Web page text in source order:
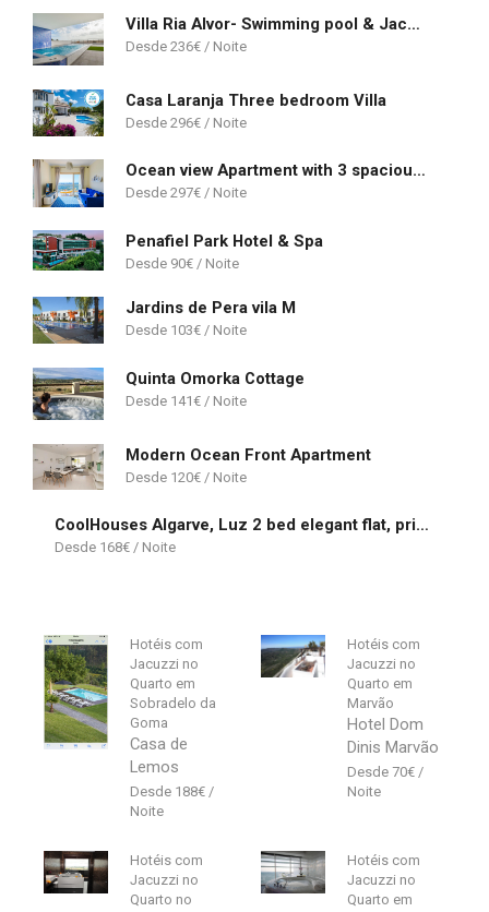
Villa Ria Alvor- Swimming pool & Jacuzzi
236€
Casa Laranja Three bedroom Villa
296€
Ocean view Apartment with 3 spacious Terraces, 2 Swimming pools & Tennis court
297€
Penafiel Park Hotel & Spa
90€
Jardins de Pera vila M
103€
Quinta Omorka Cottage
141€
Modern Ocean Front Apartment
120€
CoolHouses Algarve, Luz 2 bed elegant flat, private pool & garden, SPA facilities, Mar da Luz 19
168€
Hotéis com
Jacuzzi no
Quarto em
Sobradelo da
Goma
Casa de
Lemos
188€
Hotéis com
Jacuzzi no
Quarto em
Marvão
Hotel Dom
Dinis Marvão
70€
Hotéis com
Jacuzzi no
Quarto no
Hotéis com
Jacuzzi no
Quarto em